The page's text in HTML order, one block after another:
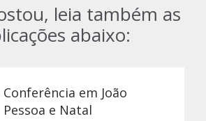
leia também as
abaixo:
Conferência em João
Pessoa e Natal